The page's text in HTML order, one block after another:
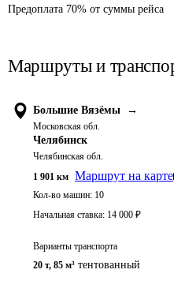
Предоплата 70% от суммы рейса
Маршруты и
Большие Вязёмы →
Московская обл.
Челябинск
Челябинская обл.
1 901 км Маршрут на карте
Кол-во машин: 10
Начальная ставка: 14 000 ₽
Варианты транспорта
20 т, 85 м³ тентованный